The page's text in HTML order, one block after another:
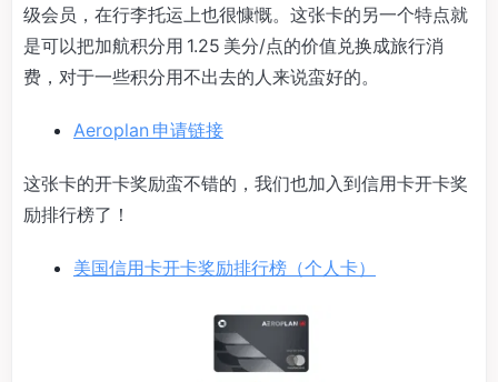
级会员，在行李托运上也很慷慨。这张卡的另一个特点就
是可以把加航积分用 1.25 美分/点的价值兑换成旅行消
费，对于一些积分用不出去的人来说蛮好的。
Aeroplan 申请链接
这张卡的开卡奖励蛮不错的，我们也加入到信用卡开卡奖
励排行榜了！
美国信用卡开卡奖励排行榜（个人卡）